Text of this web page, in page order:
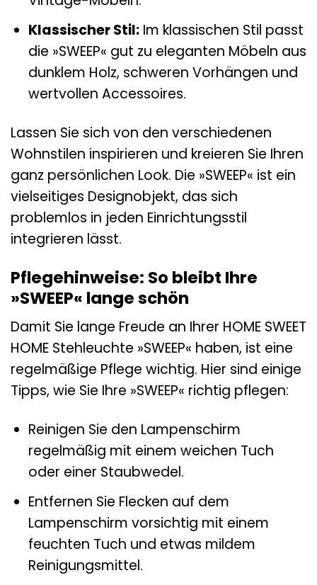
Klassischer Stil:Im klassischen Stil passt
die »SWEEP« gut zu eleganten Möbeln aus
dunklem Holz, schweren Vorhängen und
wertvollen Accessoires.
Lassen Sie sich von den verschiedenen
Wohnstilen inspirieren und kreieren Sie Ihren
ganz persönlichen Look. Die »SWEEP« ist ein
vielseitiges Designobjekt, das sich
problemlos in jeden Einrichtungsstil
integrieren lässt.
Pflegehinweise: So bleibt Ihre
»SWEEP« lange schön
Damit Sie lange Freude an Ihrer HOME SWEET
HOME Stehleuchte »SWEEP« haben, ist eine
regelmäßige Pflege wichtig. Hier sind einige
Tipps, wie Sie Ihre »SWEEP« richtig pflegen:
Reinigen Sie den Lampenschirm
regelmäßig mit einem weichen Tuch
oder einer Staubwedel.
Entfernen Sie Flecken auf dem
Lampenschirm vorsichtig mit einem
feuchten Tuch und etwas mildem
Reinigungsmittel.